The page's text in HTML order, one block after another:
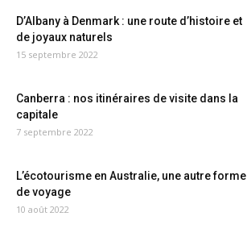
D’Albany à Denmark : une route d’histoire et
de joyaux naturels
15 septembre 2022
Canberra : nos itinéraires de visite dans la
capitale
7 septembre 2022
L’écotourisme en Australie, une autre forme
de voyage
10 août 2022